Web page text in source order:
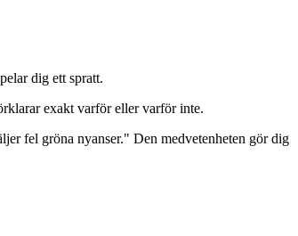
dig ett spratt.
exakt varför eller varför inte.
fel gröna nyanser." Den medvetenheten gör dig